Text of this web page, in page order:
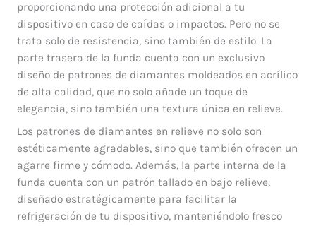
proporcionando una protección adicional a tu
dispositivo en caso de caídas o impactos. Pero no se
trata solo de resistencia, sino también de estilo. La
parte trasera de la funda cuenta con un exclusivo
diseño de patrones de diamantes moldeados en acrílico
de alta calidad, que no solo añade un toque de
elegancia, sino también una textura única en relieve.
Los patrones de diamantes en relieve no solo son
estéticamente agradables, sino que también ofrecen un
agarre firme y cómodo. Además, la parte interna de la
funda cuenta con un patrón tallado en bajo relieve,
diseñado estratégicamente para facilitar la
refrigeración de tu dispositivo, manteniéndolo fresco